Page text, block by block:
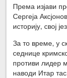
Према изјави
Сергеја
историју, свој
За то време, у
седнице
противи лидер
наводи Итар